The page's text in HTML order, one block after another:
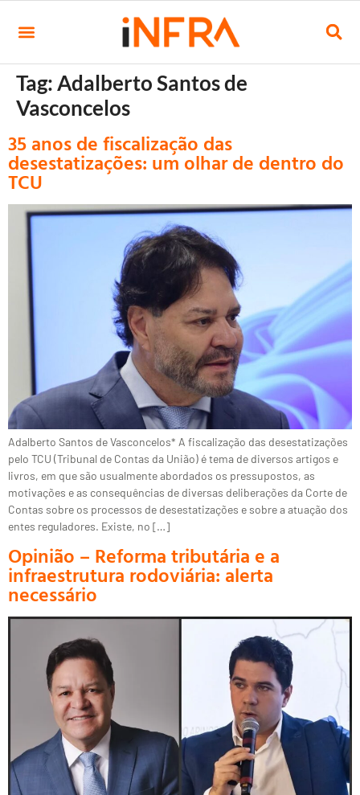
Tag:Adalberto Santos de
Vasconcelos
35 anos de fiscalização das
desestatizações: um olhar de dentro do
TCU
Adalberto Santos de Vasconcelos* A fiscalização das desestatizações
pelo TCU (Tribunal de Contas da União) é tema de diversos artigos e
livros, em que são usualmente abordados os pressupostos, as
motivações e as consequências de diversas deliberações da Corte de
Contas sobre os processos de desestatizações e sobre a atuação dos
entes reguladores. Existe, no […]
Opinião – Reforma tributária e a
infraestrutura rodoviária: alerta
necessário